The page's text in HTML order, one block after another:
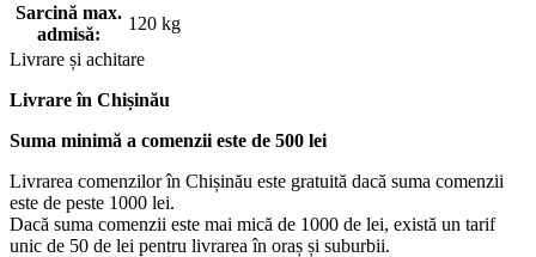
Sarcină max.
admisă:
120 kg
Livrare și achitare
Livrareîn Chișinău
Suma minimă a comenzii este de 500 lei
Livrarea comenzilor în Chișinău este gratuită dacă suma comenzii
este de peste 1000 lei.
Dacă suma comenzii este mai mică de 1000 de lei, există un tarif
unic de 50 de lei pentru livrarea în oraș și suburbii.